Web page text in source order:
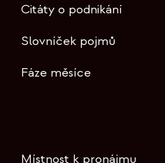
Citáty o podnikání
Slovníček pojmů
Fáze měsíce
Místnost k pronájmu